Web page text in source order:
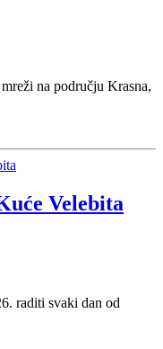
na području Krasna,
Velebita
raditi svaki dan od